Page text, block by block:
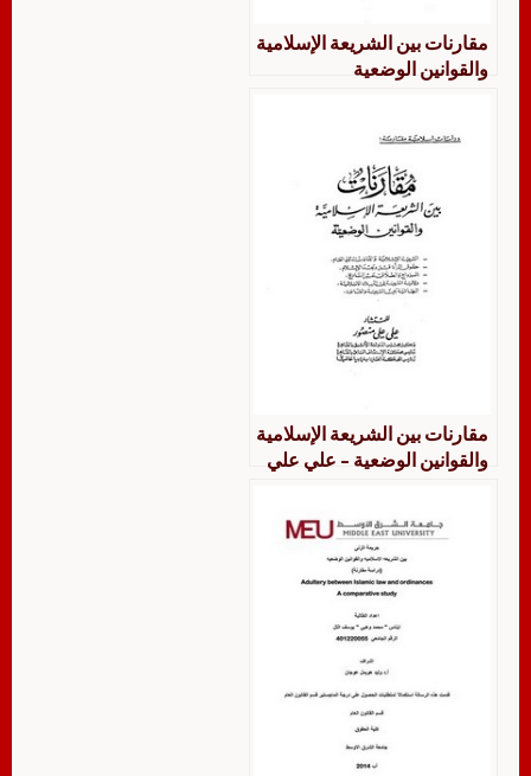
مقارنات بين الشريعة الإسلامية
والقوانين الوضعية
مقارنات بين الشريعة الإسلامية
والقوانين الوضعية – علي علي